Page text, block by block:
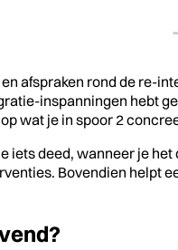
afspraken rond de re-
inspanningen hebt
wat je in spoor 2
iets deed, wanneer je
Bovendien helpt